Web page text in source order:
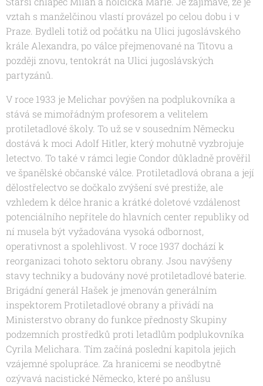
vztah s manželčinou vlastí provázel po celou dobu i v
Praze. Bydleli totiž od počátku na Ulici jugoslávského
krále Alexandra, po válce přejmenované na Titovu a
později znovu, tentokrát na Ulici jugoslávských
partyzánů.
V roce 1933 je Melichar povýšen na podplukovníka a
stává se mimořádným profesorem a velitelem
protiletadlové školy. To už se v sousedním Německu
dostává k moci Adolf Hitler, který mohutně vyzbrojuje
letectvo. To také v rámci legie Condor důkladně prověřil
ve španělské občanské válce. Protiletadlová obrana a její
dělostřelectvo se dočkalo zvýšení své prestiže, ale
vzhledem k délce hranic a krátké doletové vzdálenost
potenciálního nepřítele do hlavních center republiky od
ní musela být vyžadována vysoká odbornost,
operativnost a spolehlivost. V roce 1937 dochází k
reorganizaci tohoto sektoru obrany. Jsou navýšeny
stavy techniky a budovány nové protiletadlové baterie.
Brigádní generál Hašek je jmenován generálním
inspektorem Protiletadlové obrany a přivádí na
Ministerstvo obrany do funkce přednosty Skupiny
podzemních prostředků proti letadlům podplukovníka
Cyrila Melichara. Tím začíná poslední kapitola jejich
vzájemné spolupráce. Za hranicemi se neodbytně
ozývavá nacistické Německo, které po anšlusu